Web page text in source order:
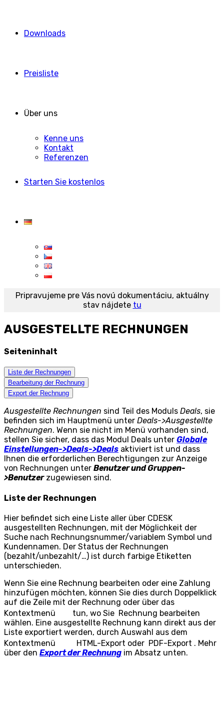
Downloads
Preisliste
Über uns
Kenne uns
Kontakt
Referenzen
Starten Sie kostenlos
Pripravujeme pre Vás novú dokumentáciu, aktuálny
stav nájdete tu
AUSGESTELLTE RECHNUNGEN
Seiteninhalt
Liste der Rechnungen
Bearbeitung der Rechnung
Export der Rechnung
Ausgestellte Rechnungen sind Teil des Moduls Deals, sie
befinden sich im Hauptmenü unter Deals->Ausgestellte
Rechnungen. Wenn sie nicht im Menü vorhanden sind,
stellen Sie sicher, dass das Modul Deals unter Globale
Einstellungen->Deals->Deals aktiviert ist und dass
Ihnen die erforderlichen Berechtigungen zur Anzeige
von Rechnungen unter Benutzer und Gruppen-
>Benutzerzugewiesen sind.
Liste der Rechnungen
Hier befindet sich eine Liste aller über CDESK
ausgestellten Rechnungen, mit der Möglichkeit der
Suche nach Rechnungsnummer/variablem Symbol und
Kundennamen. Der Status der Rechnungen
(bezahlt/unbezahlt/…) ist durch farbige Etiketten
unterschieden.
Wenn Sie eine Rechnung bearbeiten oder eine Zahlung
hinzufügen möchten, können Sie dies durch Doppelklick
auf die Zeile mit der Rechnung oder über das
Kontextmenü
tun, wo Sie Rechnung bearbeiten
wählen. Eine ausgestellte Rechnung kann direkt aus der
Liste exportiert werden, durch Auswahl aus dem
Kontextmenü
HTML-Export oder PDF-Export . Mehr
über den Export der Rechnung im Absatz unten.